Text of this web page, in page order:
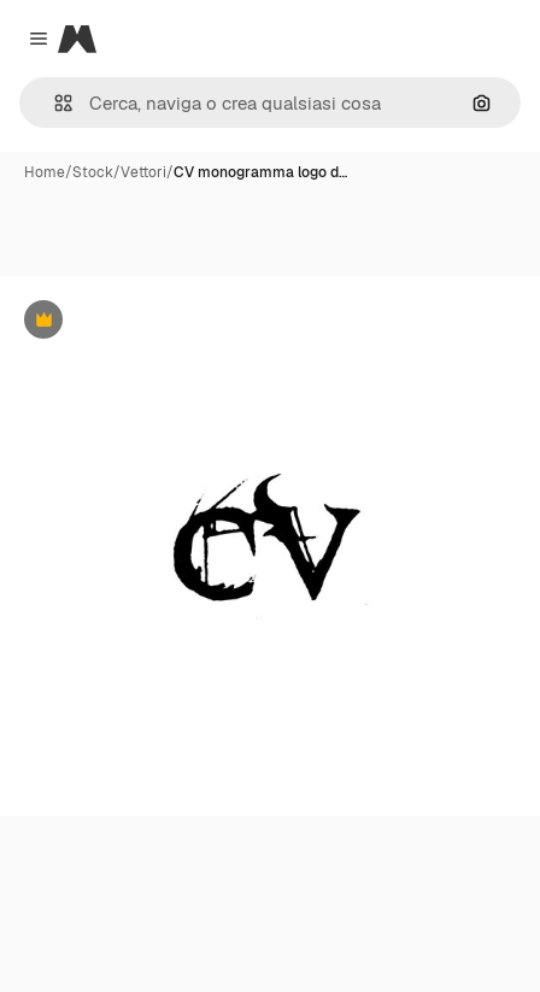
Close menu
Magnific
Cerca
Home/Stock/Vettori/CV monogramma logo d…
Premium